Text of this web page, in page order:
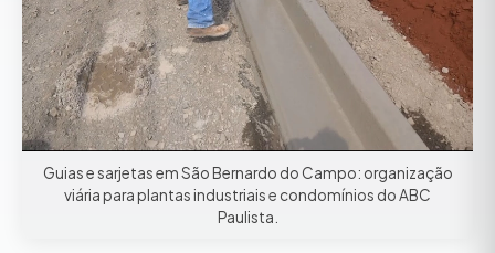
Guias e sarjetas em São Bernardo do Campo: organização
viária para plantas industriais e condomínios do ABC
Paulista.